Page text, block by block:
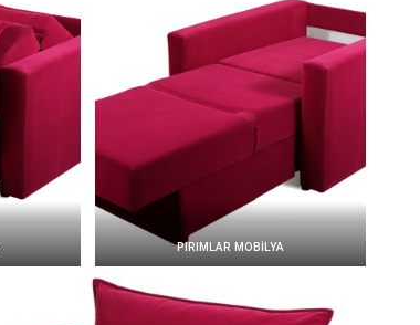
PIRIMLAR MOBİLYA